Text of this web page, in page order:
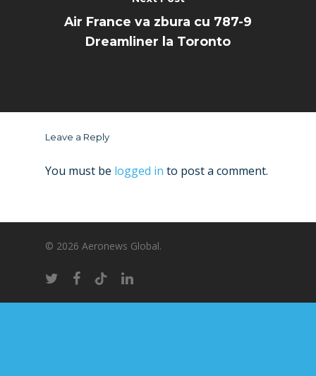
Air France va zbura cu 787-9
Dreamliner la Toronto
Leave a Reply
You must be logged in to post a comment.
© 2026 Aeronews Global.